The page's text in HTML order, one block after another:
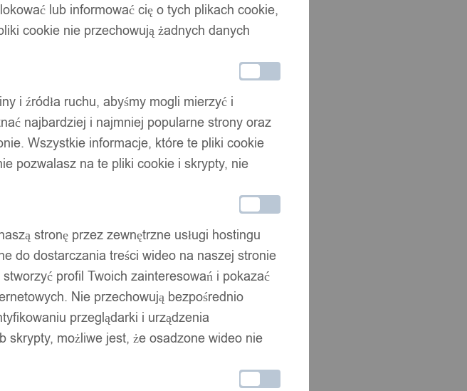
lub informować cię o tych plikach cookie,
cookie nie przechowują żadnych danych
i źródła ruchu, abyśmy mogli mierzyć i
najbardziej i najmniej popularne strony oraz
Wszystkie informacje, które te pliki cookie
pozwalasz na te pliki cookie i skrypty, nie
stronę przez zewnętrzne usługi hostingu
do dostarczania treści wideo na naszej stronie
profil Twoich zainteresowań i pokazać
Nie przechowują bezpośrednio
przeglądarki i urządzenia
skrypty, możliwe jest, że osadzone wideo nie